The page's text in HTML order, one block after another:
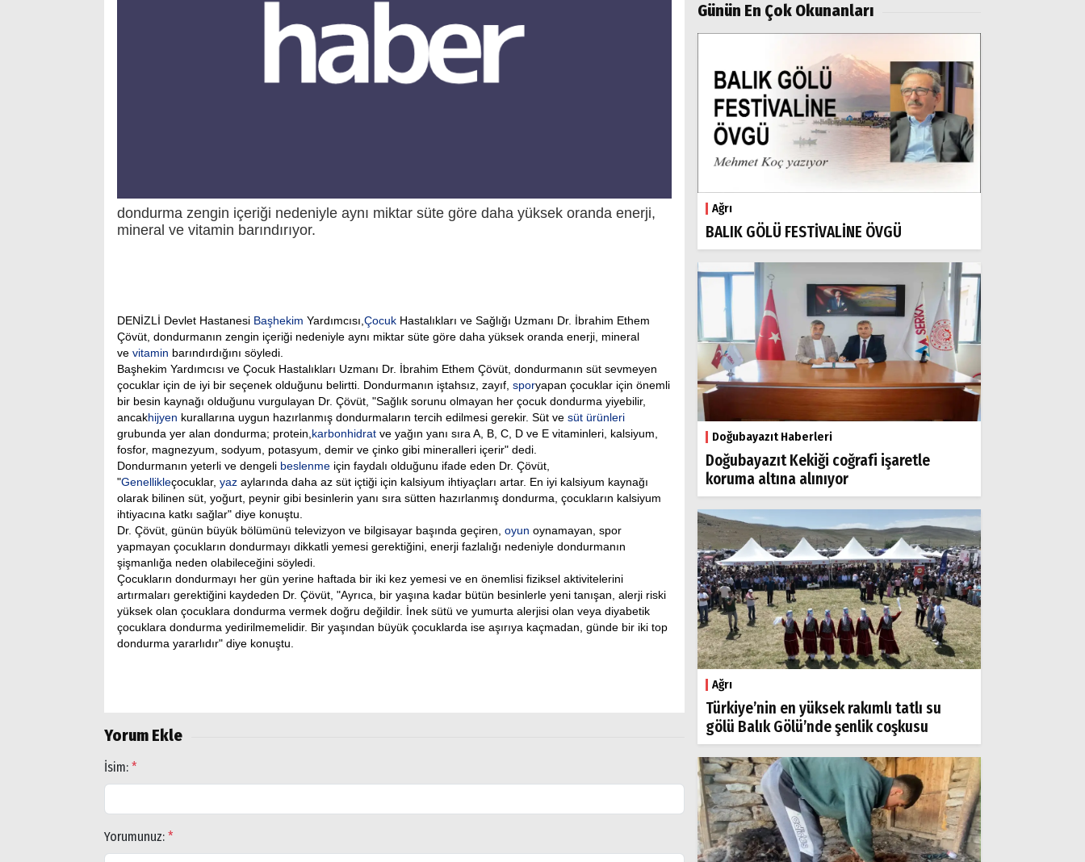
dondurma zengin içeriği nedeniyle aynı miktar süte göre daha yüksek oranda enerji,
mineral ve vitamin barındırıyor.
DENİZLİ Devlet Hastanesi Başhekim Yardımcısı,Çocuk Hastalıkları ve Sağlığı Uzmanı Dr. İbrahim Ethem
Çövüt, dondurmanın zengin içeriği nedeniyle aynı miktar süte göre daha yüksek oranda enerji, mineral
ve vitamin barındırdığını söyledi.
Başhekim Yardımcısı ve Çocuk Hastalıkları Uzmanı Dr. İbrahim Ethem Çövüt, dondurmanın süt sevmeyen
çocuklar için de iyi bir seçenek olduğunu belirtti. Dondurmanın iştahsız, zayıf, sporyapan çocuklar için önemli
bir besin kaynağı olduğunu vurgulayan Dr. Çövüt, "Sağlık sorunu olmayan her çocuk dondurma yiyebilir,
ancakhijyen kurallarına uygun hazırlanmış dondurmaların tercih edilmesi gerekir. Süt ve süt ürünleri
grubunda yer alan dondurma; protein,karbonhidrat ve yağın yanı sıra A, B, C, D ve E vitaminleri, kalsiyum,
fosfor, magnezyum, sodyum, potasyum, demir ve çinko gibi mineralleri içerir" dedi.
Dondurmanın yeterli ve dengeli beslenme için faydalı olduğunu ifade eden Dr. Çövüt,
"Genellikleçocuklar, yaz aylarında daha az süt içtiği için kalsiyum ihtiyaçları artar. En iyi kalsiyum kaynağı
olarak bilinen süt, yoğurt, peynir gibi besinlerin yanı sıra sütten hazırlanmış dondurma, çocukların kalsiyum
ihtiyacına katkı sağlar" diye konuştu.
Dr. Çövüt, günün büyük bölümünü televizyon ve bilgisayar başında geçiren, oyun oynamayan, spor
yapmayan çocukların dondurmayı dikkatli yemesi gerektiğini, enerji fazlalığı nedeniyle dondurmanın
şişmanlığa neden olabileceğini söyledi.
Çocukların dondurmayı her gün yerine haftada bir iki kez yemesi ve en önemlisi fiziksel aktivitelerini
artırmaları gerektiğini kaydeden Dr. Çövüt, "Ayrıca, bir yaşına kadar bütün besinlerle yeni tanışan, alerji riski
yüksek olan çocuklara dondurma vermek doğru değildir. İnek sütü ve yumurta alerjisi olan veya diyabetik
çocuklara dondurma yedirilmemelidir. Bir yaşından büyük çocuklarda ise aşırıya kaçmadan, günde bir iki top
dondurma yararlıdır" diye konuştu.
Yorum Ekle
İsim: *
Yorumunuz: *
Günün En Çok Okunanları
Ağrı
BALIK GÖLÜ FESTİVALİNE ÖVGÜ
Doğubayazıt Haberleri
Doğubayazıt Kekiği coğrafi işaretle
koruma altına alınıyor
Ağrı
Türkiye’nin en yüksek rakımlı tatlı su
gölü Balık Gölü’nde şenlik coşkusu